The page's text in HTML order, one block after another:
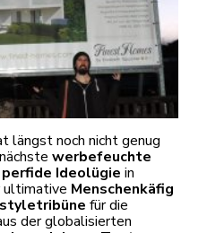
längst noch nicht genug
werbefeuchte
perfide Ideolügie in
ultimative Menschenkäfig
für die
der globalisierten